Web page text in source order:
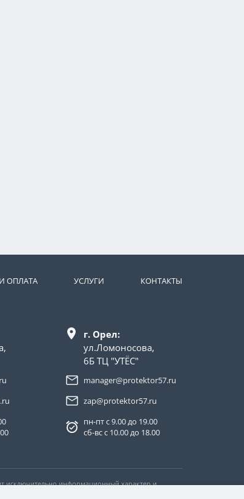
ОПЛАТА УСЛУГИ КОНТАКТЫ
г. Орел:
ул.Ломоносова,
6Б ТЦ "УТЁС"
manager@protektor57.ru
zap@protektor57.ru
пн-пт с 9.00 до 19.00
сб-вс с 10.00 до 18.00
исключительно информационный характер и